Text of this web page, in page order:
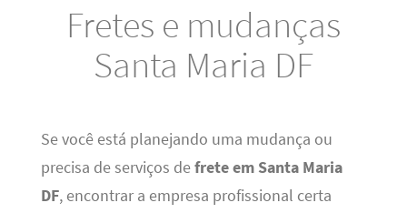
Fretes e mudanças
Santa Maria DF
Se você está planejando uma mudança ou
precisa de serviços defrete em Santa Maria
DF, encontrar a empresa profissional certa